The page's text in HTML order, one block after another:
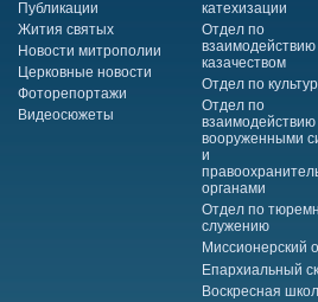
Публикации
Жития святых
Новости митрополии
Церковные новости
Фоторепортажи
Видеосюжеты
катехизации
Отдел по
взаимодействию
казачеством
Отдел по
Отдел по
взаимодействию
вооруженными
и
органами
Отдел по
служению
Миссионерский
Епархиальный
Воскресная